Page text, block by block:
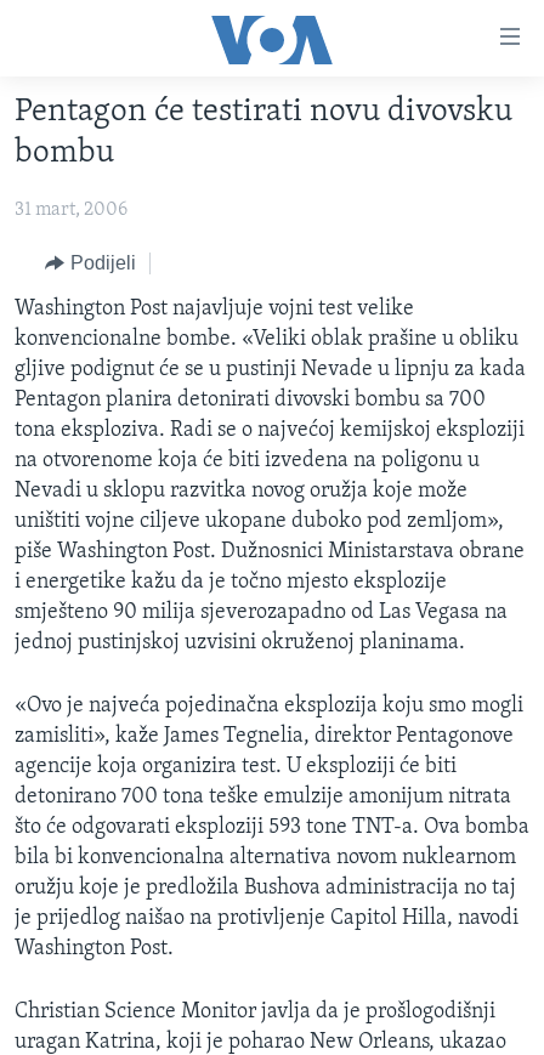
glavni
sadržaj
na
navigaciju
Idi
na
pretragu
TV PROGRAM
FOTOGRAFIJE DANA
VIJESTI
SJEDINJENE AMERIČKE DRŽAVE
BOSNA I HERCEGOVINA
SVIJET
NAUKA I TEHNOLOGIJA
SPECIJALNI PROJEKTI
KORUPCIJA
SLOBODA MEDIJA
ŽENSKA STRANA
IZBJEGLIČKA STRANA
MAGAZIN
O GLASU AMERIKE
PRATITE NAS
Jezici
Pentagon će testirati novu divovsku
bombu
31 mart, 2006
Podijeli
Washington Post najavljuje vojni test velike
konvencionalne bombe. «Veliki oblak prašine u obliku
gljive podignut će se u pustinji Nevade u lipnju za kada
Pentagon planira detonirati divovski bombu sa 700
tona eksploziva. Radi se o najvećoj kemijskoj eksploziji
na otvorenome koja će biti izvedena na poligonu u
Nevadi u sklopu razvitka novog oružja koje može
uništiti vojne ciljeve ukopane duboko pod zemljom»,
piše Washington Post. Dužnosnici Ministarstava obrane
i energetike kažu da je točno mjesto eksplozije
smješteno 90 milija sjeverozapadno od Las Vegasa na
jednoj pustinjskoj uzvisini okruženoj planinama.
«Ovo je najveća pojedinačna eksplozija koju smo mogli
zamisliti», kaže James Tegnelia, direktor Pentagonove
agencije koja organizira test. U eksploziji će biti
detonirano 700 tona teške emulzije amonijum nitrata
što će odgovarati eksploziji 593 tone TNT-a. Ova bomba
bila bi konvencionalna alternativa novom nuklearnom
oružju koje je predložila Bushova administracija no taj
je prijedlog naišao na protivljenje Capitol Hilla, navodi
Washington Post.
Christian Science Monitor javlja da je prošlogodišnji
uragan Katrina, koji je poharao New Orleans, ukazao